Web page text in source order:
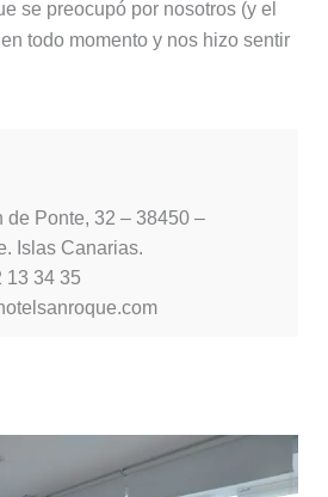
se preocupó por nosotros (y el
todo momento y nos hizo sentir
de Ponte, 32 – 38450 –
Islas Canarias.
13 34 35